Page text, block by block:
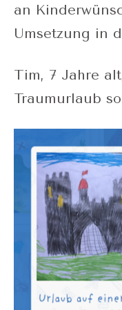
an
Umsetzung in
Tim, 7 Jahre
Traumurlaub